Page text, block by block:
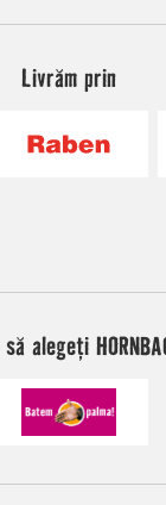
Livrăm prin
alegeți